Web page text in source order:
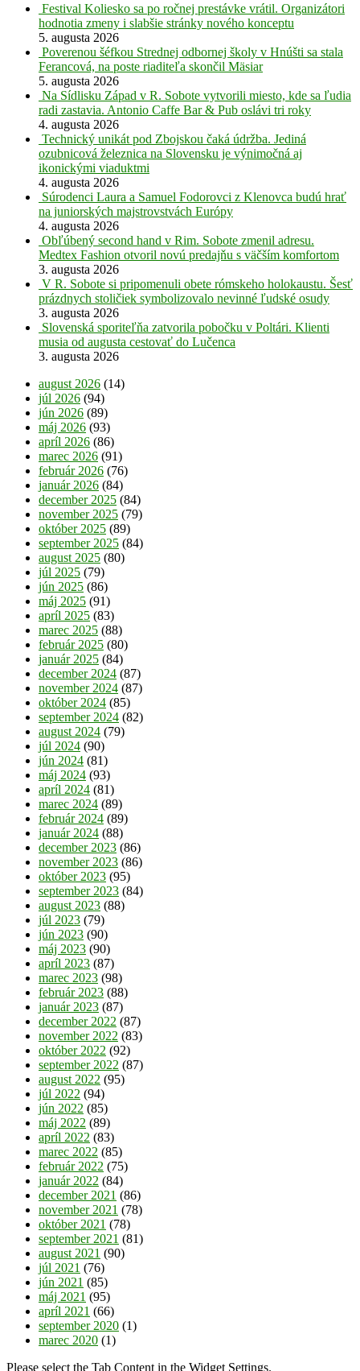
Festival Koliesko sa po ročnej prestávke vrátil. Organizátori
hodnotia zmeny i slabšie stránky nového konceptu
5. augusta 2026
Poverenou šéfkou Strednej odbornej školy v Hnúšti sa stala
Ferancová, na poste riaditeľa skončil Mäsiar
5. augusta 2026
Na Sídlisku Západ v R. Sobote vytvorili miesto, kde sa ľudia
radi zastavia. Antonio Caffe Bar & Pub oslávi tri roky
4. augusta 2026
Technický unikát pod Zbojskou čaká údržba. Jediná
ozubnicová železnica na Slovensku je výnimočná aj
ikonickými viaduktmi
4. augusta 2026
Súrodenci Laura a Samuel Fodorovci z Klenovca budú hrať
na juniorských majstrovstvách Európy
4. augusta 2026
Obľúbený second hand v Rim. Sobote zmenil adresu.
Medtex Fashion otvoril novú predajňu s väčším komfortom
3. augusta 2026
V R. Sobote si pripomenuli obete rómskeho holokaustu. Šesť
prázdnych stoličiek symbolizovalo nevinné ľudské osudy
3. augusta 2026
Slovenská sporiteľňa zatvorila pobočku v Poltári. Klienti
musia od augusta cestovať do Lučenca
3. augusta 2026
august 2026 (14)
júl 2026 (94)
jún 2026 (89)
máj 2026 (93)
apríl 2026 (86)
marec 2026 (91)
február 2026 (76)
január 2026 (84)
december 2025 (84)
november 2025 (79)
október 2025 (89)
september 2025 (84)
august 2025 (80)
júl 2025 (79)
jún 2025 (86)
máj 2025 (91)
apríl 2025 (83)
marec 2025 (88)
február 2025 (80)
január 2025 (84)
december 2024 (87)
november 2024 (87)
október 2024 (85)
september 2024 (82)
august 2024 (79)
júl 2024 (90)
jún 2024 (81)
máj 2024 (93)
apríl 2024 (81)
marec 2024 (89)
február 2024 (89)
január 2024 (88)
december 2023 (86)
november 2023 (86)
október 2023 (95)
september 2023 (84)
august 2023 (88)
júl 2023 (79)
jún 2023 (90)
máj 2023 (90)
apríl 2023 (87)
marec 2023 (98)
február 2023 (88)
január 2023 (87)
december 2022 (87)
november 2022 (83)
október 2022 (92)
september 2022 (87)
august 2022 (95)
júl 2022 (94)
jún 2022 (85)
máj 2022 (89)
apríl 2022 (83)
marec 2022 (85)
február 2022 (75)
január 2022 (84)
december 2021 (86)
november 2021 (78)
október 2021 (78)
september 2021 (81)
august 2021 (90)
júl 2021 (76)
jún 2021 (85)
máj 2021 (95)
apríl 2021 (66)
september 2020 (1)
marec 2020 (1)
Please select the Tab Content in the Widget Settings.